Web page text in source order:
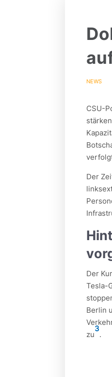
NEWS
CSU-
Der
Der
Tesla-
Berlin
zu
3
.